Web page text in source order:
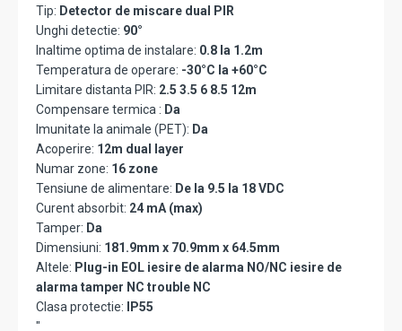
Tip: Detector de miscare dual PIR
Unghi detectie: 90°
Inaltime optima de instalare: 0.8 la 1.2m
Temperatura de operare: -30°C la +60°C
Limitare distanta PIR: 2.5 3.5 6 8.5 12m
Compensare termica : Da
Imunitate la animale (PET): Da
Acoperire: 12m dual layer
Numar zone: 16 zone
Tensiune de alimentare: De la 9.5 la 18 VDC
Curent absorbit: 24 mA (max)
Tamper: Da
Dimensiuni: 181.9mm x 70.9mm x 64.5mm
Altele: Plug-in EOL iesire de alarma NO/NC iesire de
alarma tamper NC trouble NC
Clasa protectie:
IP55
"